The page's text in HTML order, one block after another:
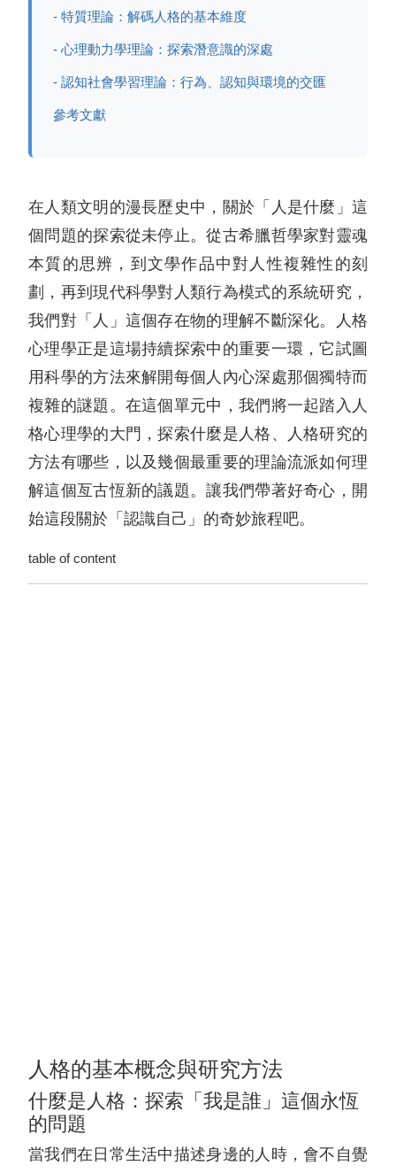
- 特質理論：解碼人格的基本維度
- 心理動力學理論：探索潛意識的深處
- 認知社會學習理論：行為、認知與環境的交匯
參考文獻
在人類文明的漫長歷史中，關於「人是什麼」這
個問題的探索從未停止。從古希臘哲學家對靈魂
本質的思辨，到文學作品中對人性複雜性的刻
劃，再到現代科學對人類行為模式的系統研究，
我們對「人」這個存在物的理解不斷深化。人格
心理學正是這場持續探索中的重要一環，它試圖
用科學的方法來解開每個人內心深處那個獨特而
複雜的謎題。在這個單元中，我們將一起踏入人
格心理學的大門，探索什麼是人格、人格研究的
方法有哪些，以及幾個最重要的理論流派如何理
解這個亙古恆新的議題。讓我們帶著好奇心，開
始這段關於「認識自己」的奇妙旅程吧。
table of content
人格的基本概念與研究方法
什麼是人格：探索「我是誰」這個永恆
的問題
當我們在日常生活中描述身邊的人時，會不自覺